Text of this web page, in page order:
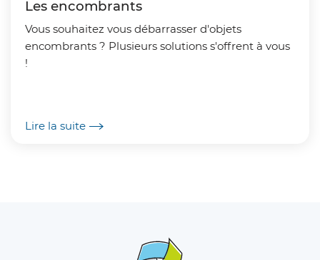
Les encombrants
Vous souhaitez vous débarrasser d'objets
encombrants ? Plusieurs solutions s'offrent à vous
!
Lire la suite